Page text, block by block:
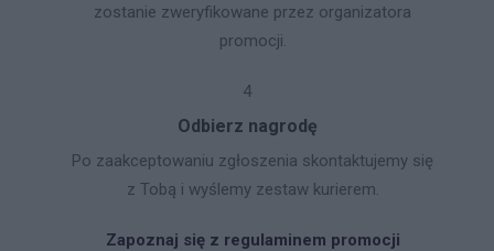
zostanie zweryfikowane przez organizatora
promocji.
4
Odbierz nagrodę
Po zaakceptowaniu zgłoszenia skontaktujemy się
z Tobą i wyślemy zestaw kurierem.
Zapoznaj się z regulaminem promocji